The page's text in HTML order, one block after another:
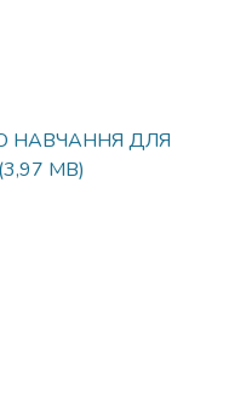
НАВЧАННЯ ДЛЯ
(3,97 MB)